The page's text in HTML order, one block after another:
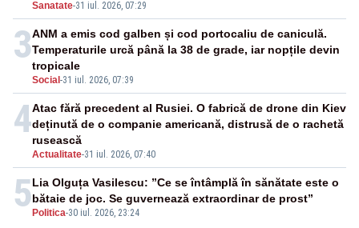
Sanatate-31 iul. 2026, 07:29
3
Social -31 iul. 2026, 07:39
ANM a emis cod galben și cod portocaliu de caniculă.
Temperaturile urcă până la 38 de grade, iar nopțile devin
tropicale
4
Actualitate-31 iul. 2026, 07:40
Atac fără precedent al Rusiei. O fabrică de drone din Kiev
deținută de o companie americană, distrusă de o rachetă
rusească
5 Politica-30 iul. 2026, 23:24
Lia Olguța Vasilescu: ”Ce se întâmplă în sănătate este o
bătaie de joc. Se guvernează extraordinar de prost”